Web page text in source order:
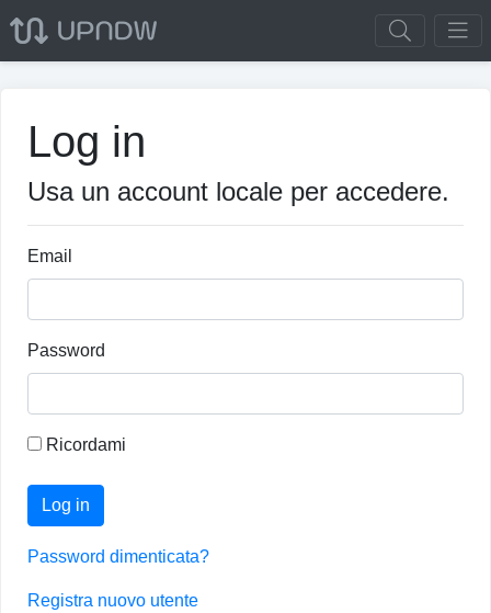
Log in
Usa un account locale per accedere.
Email
Password
Ricordami
Log in
Password dimenticata?
Registra nuovo utente